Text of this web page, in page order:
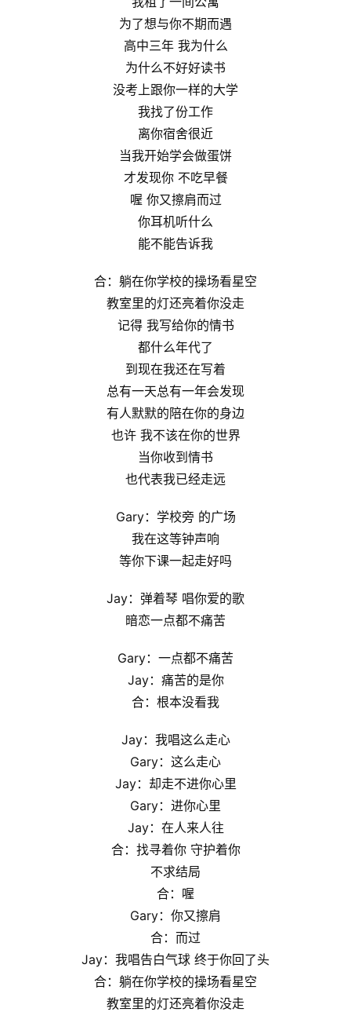
为了想与你不期而遇
高中三年 我为什么
为什么不好好读书
没考上跟你一样的大学
我找了份工作
离你宿舍很近
当我开始学会做蛋饼
才发现你 不吃早餐
喔 你又擦肩而过
你耳机听什么
能不能告诉我
合：躺在你学校的操场看星空
教室里的灯还亮着你没走
记得 我写给你的情书
都什么年代了
到现在我还在写着
总有一天总有一年会发现
有人默默的陪在你的身边
也许 我不该在你的世界
当你收到情书
也代表我已经走远
Gary：学校旁 的广场
我在这等钟声响
等你下课一起走好吗
Jay：弹着琴 唱你爱的歌
暗恋一点都不痛苦
Gary：一点都不痛苦
Jay：痛苦的是你
合：根本没看我
Jay：我唱这么走心
Gary：这么走心
Jay：却走不进你心里
Gary：进你心里
Jay：在人来人往
合：找寻着你 守护着你
不求结局
合：喔
Gary：你又擦肩
合：而过
Jay：我唱告白气球 终于你回了头
合：躺在你学校的操场看星空
教室里的灯还亮着你没走